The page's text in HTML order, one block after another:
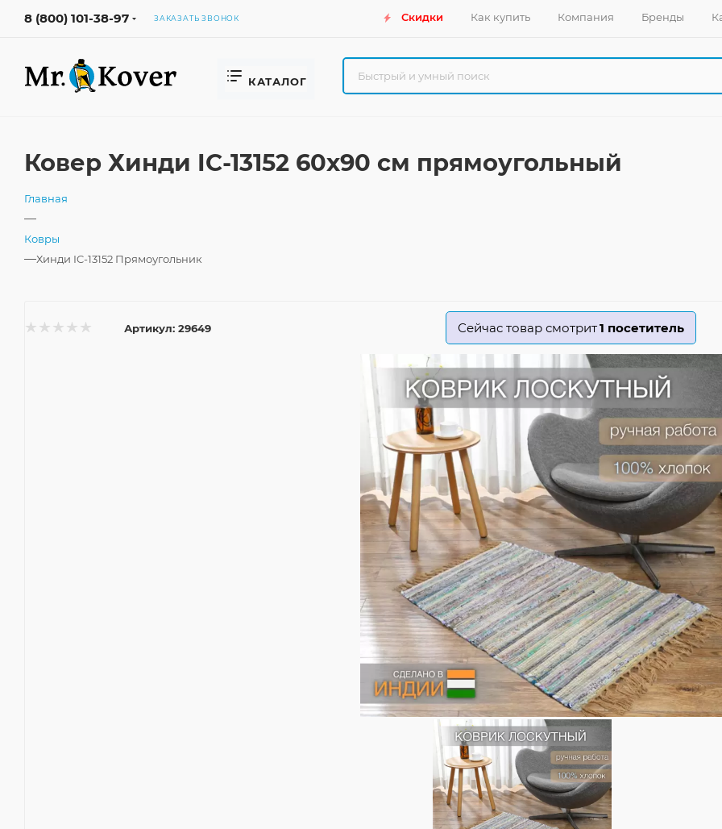
8 (800) 101-38-97 ЗАКАЗАТЬ ЗВОНОК Скидки Как купить Компания Бренды
КАТАЛОГ
Ковер Хинди IC-13152 60x90 см прямоугольный
Главная
—
Ковры
—Хинди IC-13152 Прямоугольник
Артикул: 29649 Сейчас товар смотрит1 посетитель